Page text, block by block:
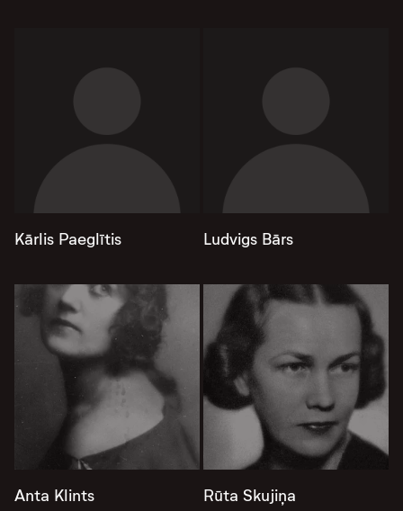
Kārlis Paeglītis Ludvigs Bārs
Anta Klints Rūta Skujiņa